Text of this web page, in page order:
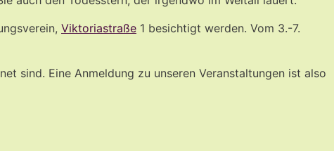
Viktoriastraße 1 besichtigt werden. Vom 3.-7.
sind. Eine Anmeldung zu unseren Veranstaltungen ist also